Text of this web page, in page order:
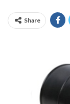
Share